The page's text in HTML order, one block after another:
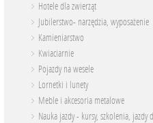
Hotele dla zwierząt
Jubilerstwo- narzędzia, wyposażenie
Kamieniarstwo
Kwiaciarnie
Pojazdy na wesele
Lornetki i lunety
Meble i akcesoria metalowe
Nauka jazdy - kursy, szkolenia, jazdy